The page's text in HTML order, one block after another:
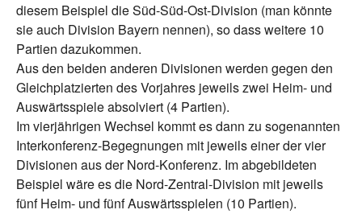
diesem Beispiel die Süd-Süd-Ost-Division (man könnte
sie auch Division Bayern nennen), so dass weitere 10
Partien dazukommen.
Aus den beiden anderen Divisionen werden gegen den
Gleichplatzierten des Vorjahres jeweils zwei Heim- und
Auswärtsspiele absolviert (4 Partien).
Im vierjährigen Wechsel kommt es dann zu sogenannten
Interkonferenz-Begegnungen mit jeweils einer der vier
Divisionen aus der Nord-Konferenz. Im abgebildeten
Beispiel wäre es die Nord-Zentral-Division mit jeweils
fünf Heim- und fünf Auswärtsspielen (10 Partien).